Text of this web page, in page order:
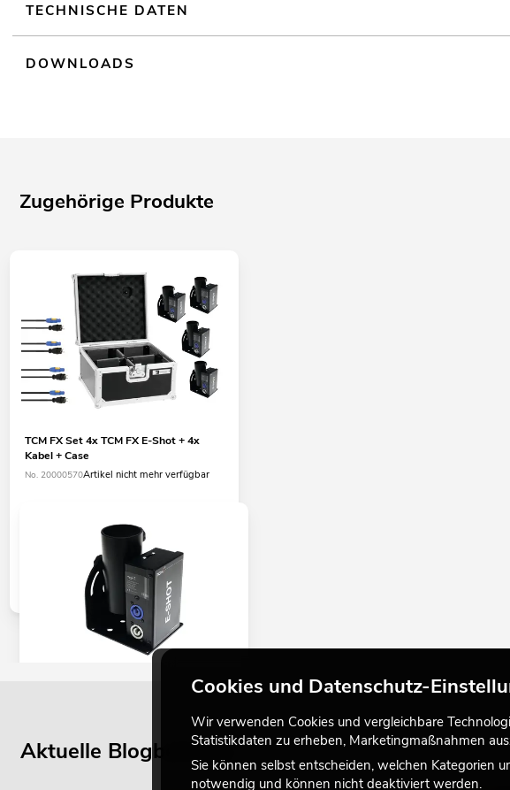
TECHNISCHE DATEN
DOWNLOADS
Zugehörige Produkte
TCM FX Set 4x TCM FX E-Shot + 4x
Kabel + Case
No. 20000570Artikel nicht mehr verfügbar
Aktuelle Blogbeiträge
Cookies und Datenschutz-
Wir verwenden Cookies und vergleichbare
Statistikdaten zu erheben, Marketingmaßnahmen
Sie können selbst entscheiden, welchen Kategorien
notwendig und können nicht deaktiviert werden.